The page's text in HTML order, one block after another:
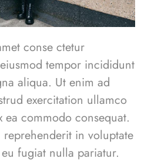
conse ctetur
tempor incididunt
aliqua. Ut enim ad
exercitation ullamco
commodo consequat.
in voluptate
fugiat nulla pariatur.